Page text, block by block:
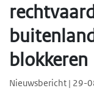
blokkeren
Nieuwsbericht | 29-